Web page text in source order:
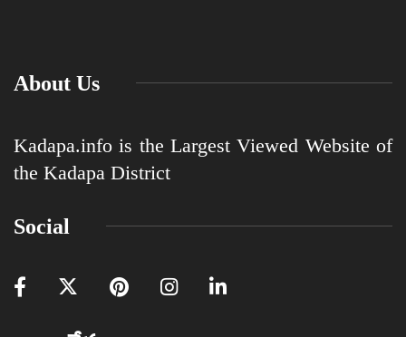
About Us
Kadapa.info is the Largest Viewed Website of
the Kadapa District
Social